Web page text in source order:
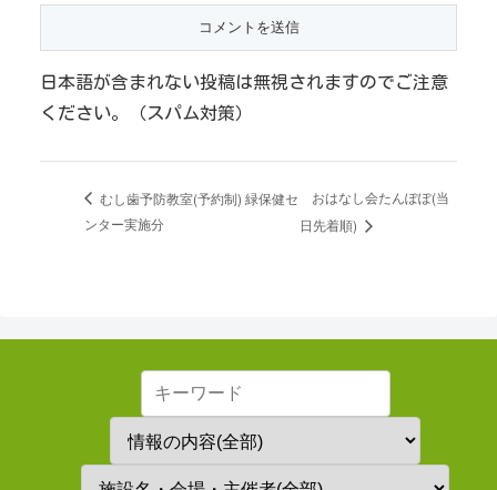
日本語が含まれない投稿は無視されますのでご注意
ください。（スパム対策）
むし歯予防教室(予約制) 緑保健セ
ンター実施分
おはなし会たんぽぽ(当
日先着順)